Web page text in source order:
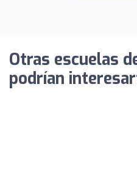
Otras escuelas
podrían